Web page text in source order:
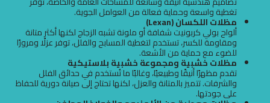
تغطية واسعة وحماية فعالة من العوامل الجوية.
مظلات اللكسان (Lexan)
ألواح بولي كربونيت شفافة أو ملونة تشبه الزجاج لكنها أكثر متانة
ومقاومة للكسر، تستخدم لتغطية المسابح والفلل، توفر عزلًا ومرورًا
للضوء مع حماية من الأشعة.
مظلات خشبية ومجموعة خشبية بلاستيكية
تقدم مظهرًا أنيقًا وطبيعيًا، وغالبًا ما تُستخدم في حدائق الفلل
والشرفات. تتميز بالمتانة والعزل، لكنها تحتاج إلى صيانة دورية للحفاظ
على جودتها.